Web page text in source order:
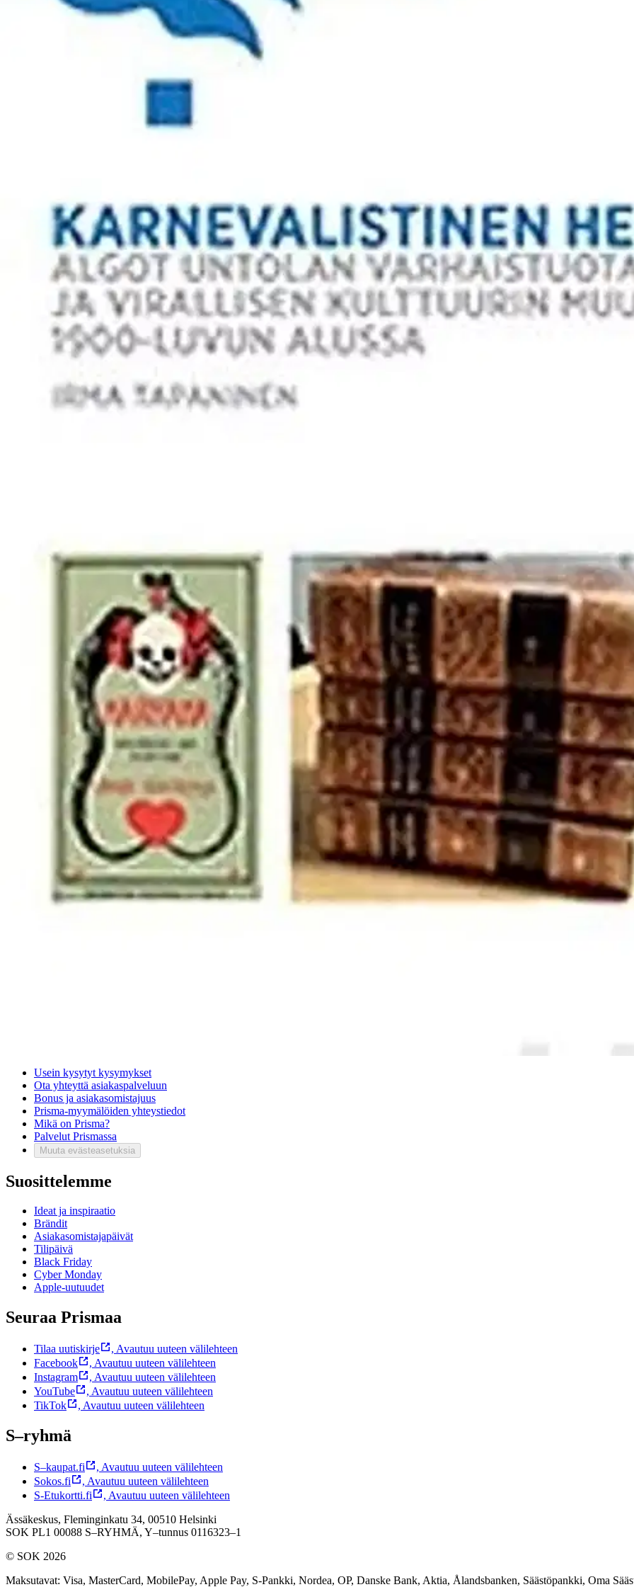
Valitse toimitustapa
Toimitus
Huomaa pidempi toimitusaika
Etu ei koske Suuri‑lisäpalvelulla toimitettavia tuotteita.
Tarkista myymäläsaatavuus
Ei saatavilla
Tuotekuvaus
tuotekuvausta
Ominaisuudet
Oletko tyytyväinen tuotetietoihin?
Ovatko tuotetiedot riittävät? Jos tuotetiedoissa on puutteita tai niitä voisi muuten parantaa, anna palautetta.
Anna palautetta,Avautuu uuteen välilehteen
Verkkokauppa
Ensitilaajan pikaopas
Myymälänouto
Palautukset
Reklamaatio
Takuu ja huolto
Toimitustavat
Maksutavat
Usein kysytyt kysymykset
Ota yhteyttä asiakaspalveluun
Bonus ja asiakasomistajuus
Prisma-myymälöiden yhteystiedot
Mikä on Prisma?
Palvelut Prismassa
Muuta evästeasetuksia
Suosittelemme
Ideat ja inspiraatio
Brändit
Asiakasomistajapäivät
Tilipäivä
Black Friday
Cyber Monday
Apple-uutuudet
Seuraa Prismaa
Tilaa uutiskirje , Avautuu uuteen välilehteen
Facebook
, Avautuu uuteen välilehteen
Instagram
, Avautuu uuteen välilehteen
YouTube
, Avautuu uuteen välilehteen
TikTok
, Avautuu uuteen välilehteen
S–ryhmä
S–kaupat.fi , Avautuu uuteen välilehteen
Sokos.fi
, Avautuu uuteen välilehteen
S-Etukortti.fi
, Avautuu uuteen välilehteen
Ässäkeskus, Fleminginkatu 34, 00510 Helsinki
SOK PL1 00088 S–RYHMÄ, Y–tunnus 0116323–1
© SOK 2026
Maksutavat: Visa, MasterCard, MobilePay, Apple Pay, S-Pankki, Nordea, OP, Danske Bank, Aktia, Ålandsbanken, Säästöpankki, Oma